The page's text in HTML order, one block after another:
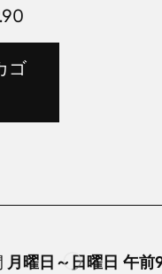
ゴ
月曜日～日曜日 午